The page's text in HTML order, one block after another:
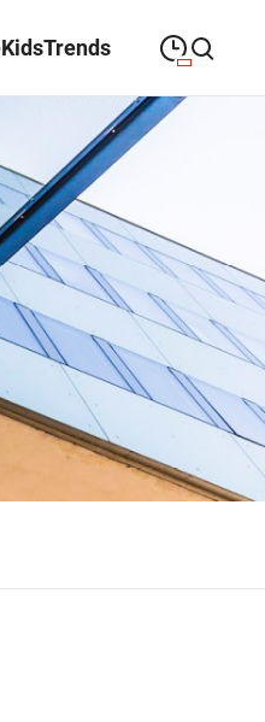
KidsTrends
09:00
09:00—19:30
09:00—19:30
09:00 19:30
09:00
Wegbeschreibung